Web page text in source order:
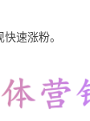
速涨粉。